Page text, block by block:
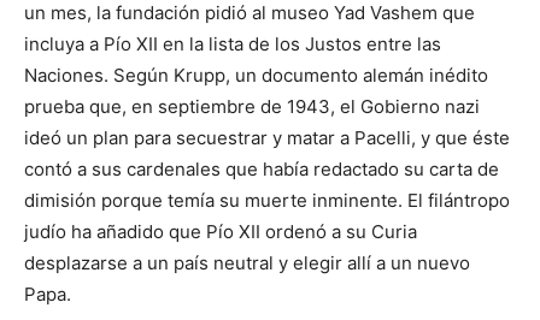
un mes, la fundación pidió al museo Yad Vashem que
incluya a Pío XII en la lista de los Justos entre las
Naciones. Según Krupp, un documento alemán inédito
prueba que, en septiembre de 1943, el Gobierno nazi
ideó un plan para secuestrar y matar a Pacelli, y que éste
contó a sus cardenales que había redactado su carta de
dimisión porque temía su muerte inminente. El filántropo
judío ha añadido que Pío XII ordenó a su Curia
desplazarse a un país neutral y elegir allí a un nuevo
Papa.